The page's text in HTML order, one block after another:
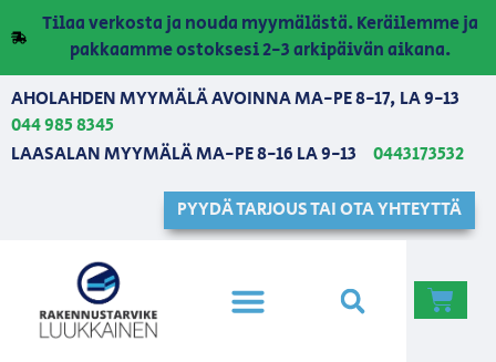
Tilaa verkosta ja nouda myymälästä. Keräilemme ja
pakkaamme ostoksesi 2-3 arkipäivän aikana.
AHOLAHDEN MYYMÄLÄ AVOINNA MA-PE 8-17, LA 9-13
044 985 8345
LAASALAN MYYMÄLÄ MA-PE 8-16 LA 9-13
0443173532
PYYDÄ TARJOUS TAI OTA YHTEYTTÄ